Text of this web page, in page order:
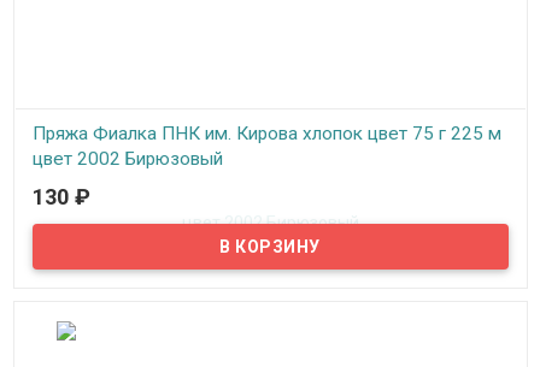
Пряжа Фиалка ПНК им. Кирова хлопок цвет 75 г 225 м
цвет 2002 Бирюзовый
В наличии
Нитки для вязания "Фиалка" хлопок, цвет 2002 Бирюзовый, ПНК
130 ₽